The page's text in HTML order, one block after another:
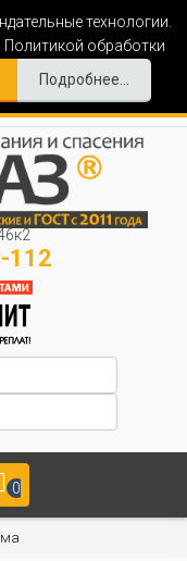
технологии.
обработки
Подробнее...
112
0